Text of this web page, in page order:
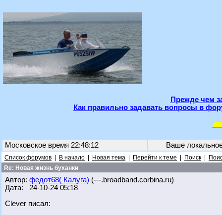
Прежде чем
Как правильно задавать вопросы в
Московское время 22:48:12 Ваше
Список форумов В начало Новая тема Перейти к теме Поиск
Re: Новая жизнь буханки
Автор: федот68( Калуга) (---.broadband.corbina.ru)
Дата: 24-10-24 05:18
Clever писал: